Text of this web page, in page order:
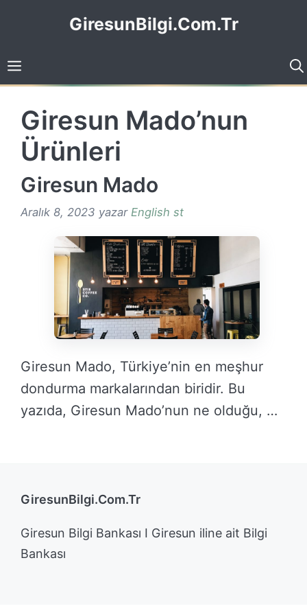
GiresunBilgi.Com.Tr
Giresun Mado’nun
Ürünleri
Giresun Mado
Aralık 8, 2023 yazar English st
Giresun Mado, Türkiye’nin en meşhur
dondurma markalarından biridir. Bu
yazıda, Giresun Mado’nun ne olduğu, …
GiresunBilgi.Com.Tr
Giresun Bilgi Bankası I Giresun iline ait Bilgi
Bankası